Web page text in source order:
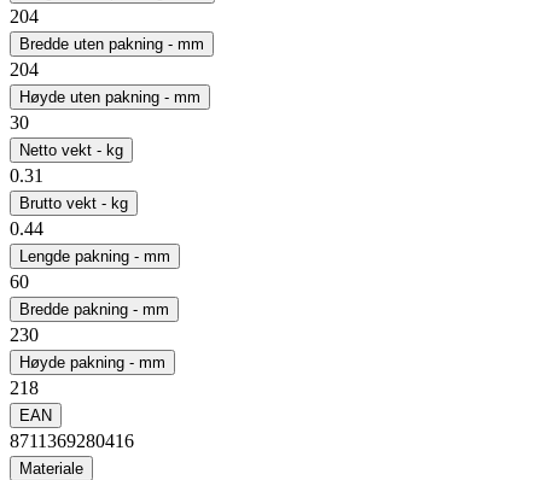
204
Bredde uten pakning - mm
204
Høyde uten pakning - mm
30
Netto vekt - kg
0.31
Brutto vekt - kg
0.44
Lengde pakning - mm
60
Bredde pakning - mm
230
Høyde pakning - mm
218
EAN
8711369280416
Materiale